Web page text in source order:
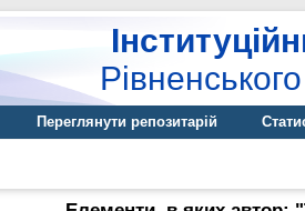
Переглянути репозитарій